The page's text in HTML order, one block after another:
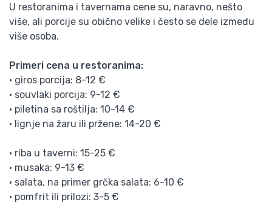
U restoranima i tavernama cene su, naravno, nešto
više, ali porcije su obično velike i često se dele između
više osoba.
Primeri cena u restoranima:
• giros porcija: 8-12 €
• souvlaki porcija: 9-12 €
• piletina sa roštilja: 10-14 €
• lignje na žaru ili pržene: 14-20 €
• riba u taverni: 15-25 €
• musaka: 9-13 €
• salata, na primer grčka salata: 6-10 €
• pomfrit ili prilozi: 3-5 €